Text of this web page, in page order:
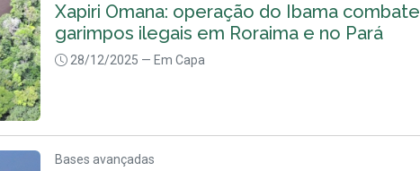
Xapiri Omana: operação do Ibama combate
garimpos ilegais em Roraima e no Pará
28/12/2025 — Em Capa
Bases avançadas